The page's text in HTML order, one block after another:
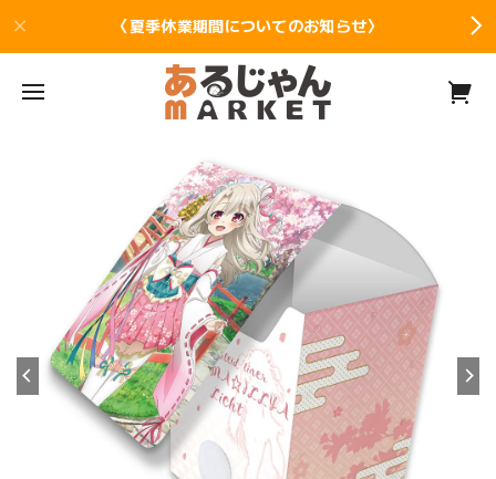
〈夏季休業期間についてのお知らせ〉